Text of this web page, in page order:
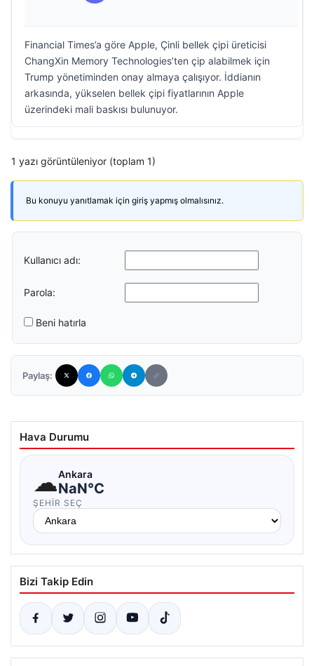
Financial Times’a göre Apple, Çinli bellek çipi üreticisi
ChangXin Memory Technologies’ten çip alabilmek için
Trump yönetiminden onay almaya çalışıyor. İddianın
arkasında, yükselen bellek çipi fiyatlarının Apple
üzerindeki mali baskısı bulunuyor.
1 yazı görüntüleniyor (toplam 1)
Bu konuyu yanıtlamak için giriş yapmış olmalısınız.
Kullanıcı adı:
Parola:
Beni hatırla
Paylaş:
Hava Durumu
☁Ankara
NaN°C
ŞEHIR SEÇ
Bizi Takip Edin